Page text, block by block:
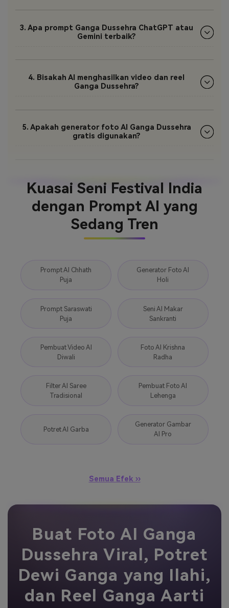
3. Apa prompt Ganga Dussehra ChatGPT atau
Gemini terbaik?
4. Bisakah AI menghasilkan video dan reel
Ganga Dussehra?
5. Apakah generator foto AI Ganga Dussehra
gratis digunakan?
Kuasai Seni Festival India
dengan Prompt AI yang
Sedang Tren
Prompt AI Chhath
Puja
Generator Foto AI
Holi
Prompt Saraswati
Puja
Seni AI Makar
Sankranti
Pembuat Video AI
Diwali
Foto AI Krishna
Radha
Filter AI Saree
Tradisional
Pembuat Foto AI
Lehenga
Potret AI Garba
Generator Gambar
AI Pro
Semua Efek ››
Buat Foto AI Ganga
Dussehra Viral, Potret
Dewi Ganga yang Ilahi,
dan Reel Ganga Aarti